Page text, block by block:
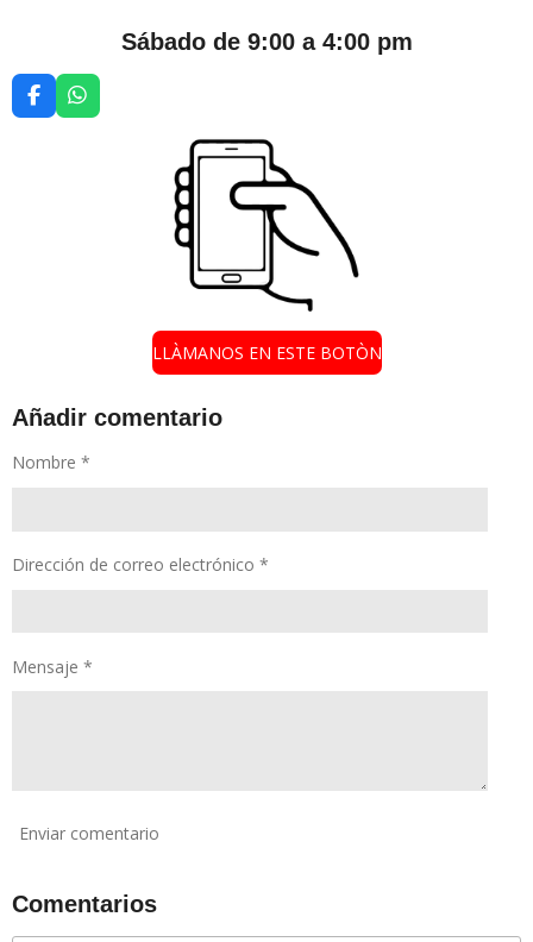
Sábado de 9:00 a 4:00 pm
F
a
W
h
LLÀMANOS EN ESTE BOTÒN
Añadir comentario
Nombre *
Dirección de correo electrónico *
Mensaje *
Enviar comentario
Comentarios